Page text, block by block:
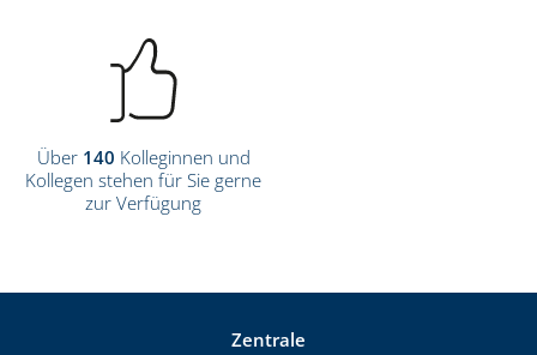
Über140 Kolleginnen und
Kollegen stehen für Sie gerne
zur Verfügung
Zentrale